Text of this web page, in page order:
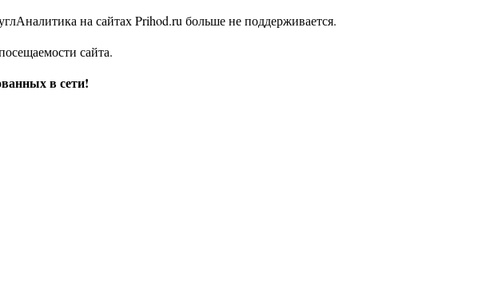
на сайтах Prihod.ru больше не поддерживается.
сайта.
в сети!